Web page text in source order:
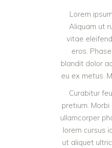
Lorem
Aliquam ut
vitae
eros.
blandit dolor
eu ex metus.
Curabitur
pretium.
ullamcorper
lorem cursus
ut aliquet